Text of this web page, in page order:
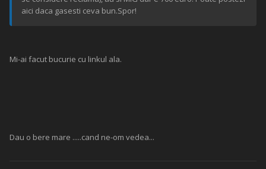
aici daca gasesti ceva bun.Spor!
Mi-ai facut bucurie cu linkul ala.
Dau o bere mare .....cand ne-om vedea...